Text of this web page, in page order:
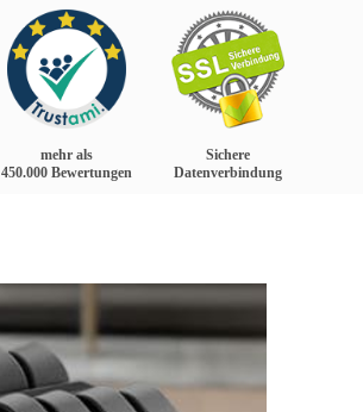
mehr als
450.000 Bewertungen
Sichere
Datenverbindung